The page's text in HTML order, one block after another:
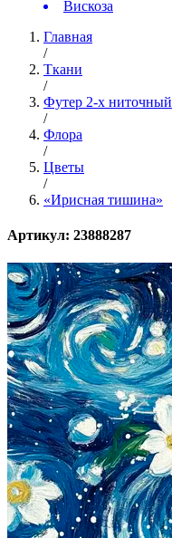
Вискоза
Главная
/
Ткани
/
Футер 2-х ниточный
/
Флора
/
Цветы
/
«Ирисная тишина»
Артикул: 23888287